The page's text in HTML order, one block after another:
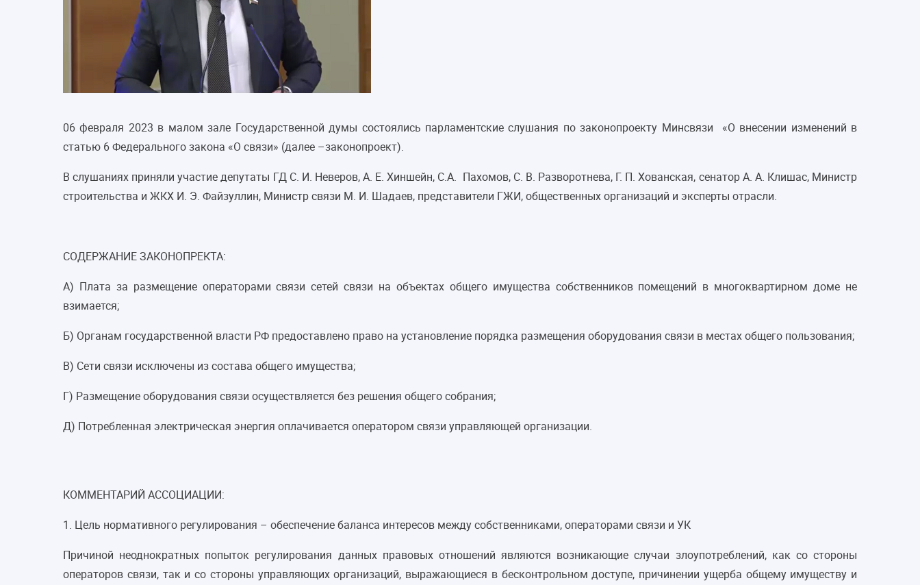
06 февраля 2023 в малом зале Государственной думы состоялись парламентские слушания по законопроекту Минсвязи «О внесении изменений в
статью 6 Федерального закона «О связи» (далее –законопроект).
В слушаниях приняли участие депутаты ГД С. И. Неверов, А. Е. Хиншейн, С.А. Пахомов, С. В. Разворотнева, Г. П. Хованская, сенатор А. А. Клишас, Министр
строительства и ЖКХ И. Э. Файзуллин, Министр связи М. И. Шадаев, представители ГЖИ, общественных организаций и эксперты отрасли.
СОДЕРЖАНИЕ ЗАКОНОПРЕКТА:
А) Плата за размещение операторами связи сетей связи на объектах общего имущества собственников помещений в многоквартирном доме не
взимается;
Б) Органам государственной власти РФ предоставлено право на установление порядка размещения оборудования связи в местах общего пользования;
В) Сети связи исключены из состава общего имущества;
Г) Размещение оборудования связи осуществляется без решения общего собрания;
Д) Потребленная электрическая энергия оплачивается оператором связи управляющей организации.
КОММЕНТАРИЙ АССОЦИАЦИИ:
1. Цель нормативного регулирования – обеспечение баланса интересов между собственниками, операторами связи и УК
Причиной неоднократных попыток регулирования данных правовых отношений являются возникающие случаи злоупотреблений, как со стороны
операторов связи, так и со стороны управляющих организаций, выражающиеся в бесконтрольном доступе, причинении ущерба общему имуществу и